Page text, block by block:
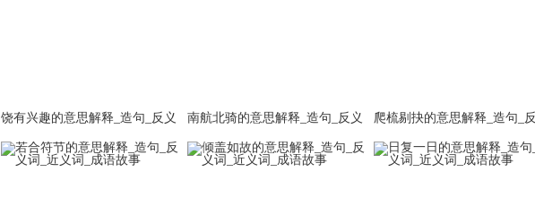
饶有兴趣的意思解释_造句_反义
词_近义词_成语故事
南航北骑的意思解释_造句_反义
词_近义词_成语故事
爬梳剔抉的意思解释_造句_
词_近义词_成语故事